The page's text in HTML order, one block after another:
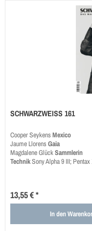
SCHWARZWEISS 161
Cooper SeykensMexico
Jaume LlorensGaia
Magdalene GlückSammlerin
TechnikSony Alpha 9 III; Pentax
13,55 € *
In den